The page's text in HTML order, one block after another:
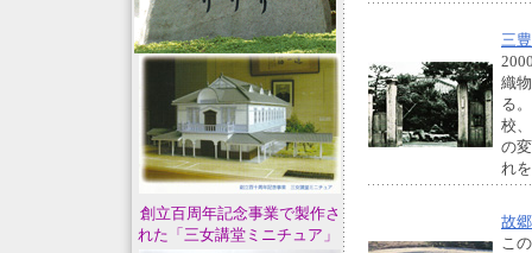
創立百周年記念事業で製作さ
れた「三女講堂ミニチュア」
三
織
る
校
の
れ
故
こ